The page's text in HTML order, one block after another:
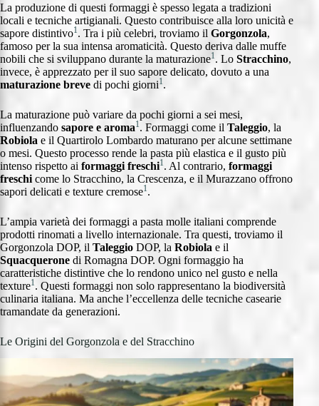
La produzione di questi formaggi è spesso legata a tradizioni
locali e tecniche artigianali. Questo contribuisce alla loro unicità e
sapore distintivo1 . Tra i più celebri, troviamo il Gorgonzola,
famoso per la sua intensa aromaticità. Questo deriva dalle muffe
nobili che si sviluppano durante la maturazione1 . Lo Stracchino,
invece, è apprezzato per il suo sapore delicato, dovuto a una
maturazione breve di pochi giorni1 .
La maturazione può variare da pochi giorni a sei mesi,
influenzando sapore e aroma1 . Formaggi come il Taleggio, la
Robiola e il Quartirolo Lombardo maturano per alcune settimane
o mesi. Questo processo rende la pasta più elastica e il gusto più
intenso rispetto ai formaggi freschi1 . Al contrario, formaggi
freschi come lo Stracchino, la Crescenza, e il Murazzano offrono
sapori delicati e texture cremose1 .
L’ampia varietà dei formaggi a pasta molle italiani comprende
prodotti rinomati a livello internazionale. Tra questi, troviamo il
Gorgonzola DOP, il Taleggio DOP, la Robiola e il
Squacquerone di Romagna DOP. Ogni formaggio ha
caratteristiche distintive che lo rendono unico nel gusto e nella
texture1 . Questi formaggi non solo rappresentano la biodiversità
culinaria italiana. Ma anche l’eccellenza delle tecniche casearie
tramandate da generazioni.
Le Origini del Gorgonzola e del Stracchino